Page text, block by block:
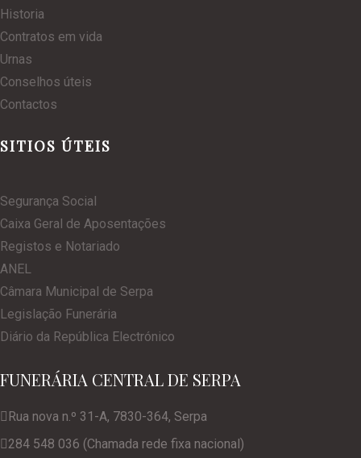
Historia
Contratos em vida
Urnas
Conselhos úteis
Contactos
SITIOS ÚTEIS
Segurança Social
Caixa Geral de Aposentações
Registos e Notariado
ANEL
Câmara Municipal de Serpa
Legislação Funerária
Diário da República Electrónico
FUNERÁRIA CENTRAL DE SERPA
Rua nova n.º 31-A, 7830-364, Serpa
284 548 036 (Chamada rede fixa nacional)